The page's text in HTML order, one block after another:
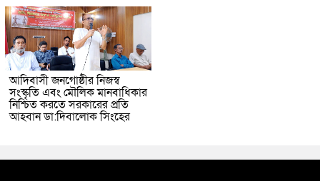
আদিবাসী জনগোষ্ঠীর নিজস্ব
সংস্কৃতি এবং মৌলিক মানবাধিকার
নিশ্চিত করতে সরকারের প্রতি
আহবান ডা:দিবালোক সিংহের